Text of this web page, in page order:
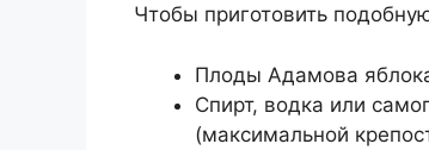
Чтобы приготовить
Плоды Адамова
Спирт, водка или
(максимальной